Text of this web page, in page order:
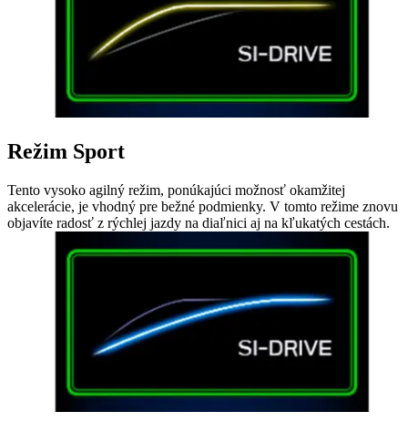
Režim Sport
Tento vysoko agilný režim, ponúkajúci možnosť okamžitej
akcelerácie, je vhodný pre bežné podmienky. V tomto režime znovu
objavíte radosť z rýchlej jazdy na diaľnici aj na kľukatých cestách.